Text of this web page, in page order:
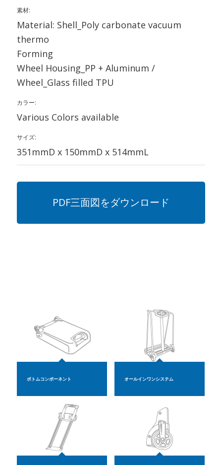
素材:
Material: Shell_Poly carbonate vacuum
thermo
Forming
Wheel Housing_PP + Aluminum /
Wheel_Glass filled TPU
カラー:
Various Colors available
サイズ:
351mmD x 150mmD x 514mmL
PDF三面図をダウンロード
ボトムコンポーネント オールインワンシステム